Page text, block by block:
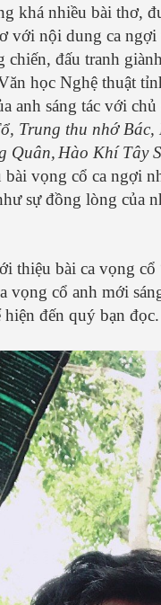
khá nhiều bài thơ,
với nội dung ca
chiến, đấu tranh
học Nghệ thuật
anh sáng tác với
Trung thu nhớ
Quân,Hào Khí Tây
bài vọng cổ ca ngợi
sự đồng lòng của
thiệu bài ca vọng
vọng cổ anh mới
đến quý bạn đọc.